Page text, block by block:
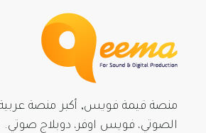
منصة قيمة فويس, أكبر منصة
الصوتي، فويس اوفر، دوبلاج صوتي.